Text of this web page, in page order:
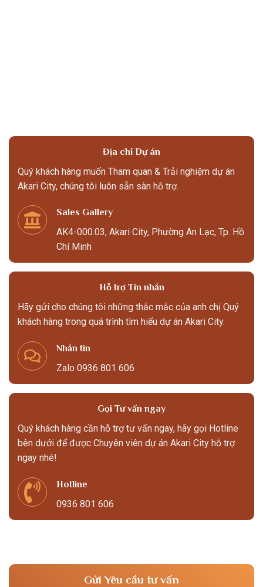
Địa chỉ Dự án
Quý khách hàng muốn Tham quan & Trải nghiệm dự án
Akari City, chúng tôi luôn sẵn sàn hỗ trợ.
Sales Gallery
AK4-000.03, Akari City, Phường An Lạc, Tp. Hồ
Chí Minh
Hỗ trợ Tin nhắn
Hãy gửi cho chúng tôi những thắc mắc của anh chị Quý
khách hàng trong quá trình tìm hiểu dự án Akari City.
Nhắn tin
Zalo 0936 801 606
Gọi Tư vấn ngay
Quý khách hàng cần hỗ trợ tư vấn ngay, hãy gọi Hotline
bên dưới để được Chuyên viên dự án Akari City hỗ trợ
ngay nhé!
Hotline
0936 801 606
Gửi Yêu cầu tư vấn